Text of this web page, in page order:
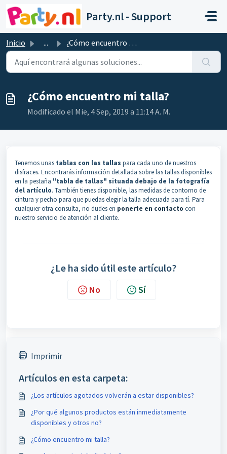
Saltar al contenido principal
Party.nl - Support
Inicio ... ¿Cómo encuentro mi talla?
¿Cómo encuentro mi talla?
Modificado el Mie, 4 Sep, 2019 a 11:14 A. M.
Tenemos unas tablas con las tallas para cada uno de nuestros
disfraces. Encontrarás información detallada sobre las tallas disponibles
en la pestaña "tabla de tallas" situada debajo de la fotografía
del artículo. También tienes disponible, las medidas de contorno de
cintura y pecho para que puedas elegir la talla adecuada para tí. Para
cualquier otra consulta, no dudes en ponerte en contacto con
nuestro servicio de atención al cliente.
¿Le ha sido útil este artículo?
No Sí
Imprimir
Artículos en esta carpeta:
¿Los artículos agotados volverán a estar disponibles?
¿Por qué algunos productos están inmediatamente
disponibles y otros no?
¿Cómo encuentro mi talla?